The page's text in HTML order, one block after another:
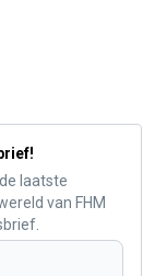
laatste
van FHM